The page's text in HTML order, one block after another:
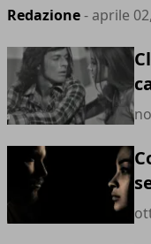
Redazione- aprile